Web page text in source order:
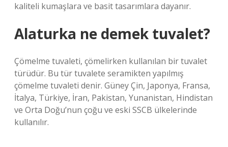
kaliteli kumaşlara ve basit tasarımlara dayanır.
Alaturka ne demek tuvalet?
Çömelme tuvaleti, çömelirken kullanılan bir tuvalet
türüdür. Bu tür tuvalete seramikten yapılmış
çömelme tuvaleti denir. Güney Çin, Japonya, Fransa,
İtalya, Türkiye, İran, Pakistan, Yunanistan, Hindistan
ve Orta Doğu’nun çoğu ve eski SSCB ülkelerinde
kullanılır.